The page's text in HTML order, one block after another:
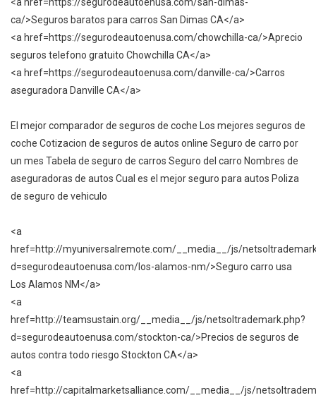
ca/>Seguros baratos para carros San Dimas CA</a>
<a href=https://segurodeautoenusa.com/chowchilla-ca/>Aprecio
seguros telefono gratuito Chowchilla CA</a>
<a href=https://segurodeautoenusa.com/danville-ca/>Carros
aseguradora Danville CA</a>
El mejor comparador de seguros de coche Los mejores seguros de
coche Cotizacion de seguros de autos online Seguro de carro por
un mes Tabela de seguro de carros Seguro del carro Nombres de
aseguradoras de autos Cual es el mejor seguro para autos Poliza
de seguro de vehiculo
<a
href=http://myuniversalremote.com/__media__/js/
d=segurodeautoenusa.com/los-alamos-nm/>Seguro carro usa
Los Alamos NM</a>
<a
href=http://teamsustain.org/__media__/js/netsoltrademark.php?
d=segurodeautoenusa.com/stockton-ca/>Precios de seguros de
autos contra todo riesgo Stockton CA</a>
<a
href=http://capitalmarketsalliance.com/__media__/js/